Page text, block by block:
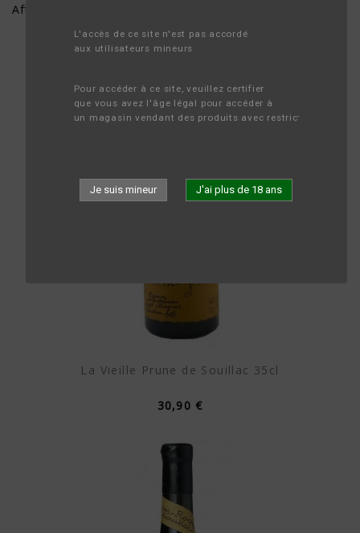
L'accès de ce site n'est pas accordé
aux utilisateurs mineurs
Pour accéder à ce site, veuillez certifier
que vous avez l'âge légal pour accéder à
un magasin vendant des produits avec restriction d'âge.
Je suis mineur J'ai plus de 18 ans
Affichage 1-5 de 5 article(s)
La Vieille Prune de Souillac 35cl
30,90 €